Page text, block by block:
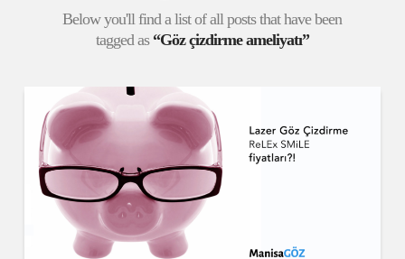
Below you'll find a list of all posts that have been
tagged as “Göz çizdirme ameliyatı”